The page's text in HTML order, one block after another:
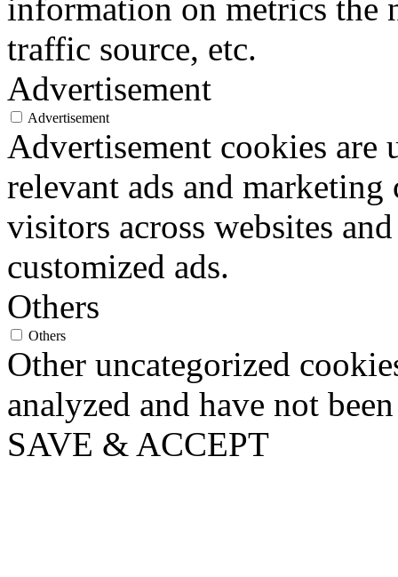
information on metrics the
traffic source, etc.
Advertisement
Advertisement
Advertisement cookies
relevant ads and marketing
visitors across websites
customized ads.
Others
Others
Other uncategorized
analyzed and have not
SAVE & ACCEPT